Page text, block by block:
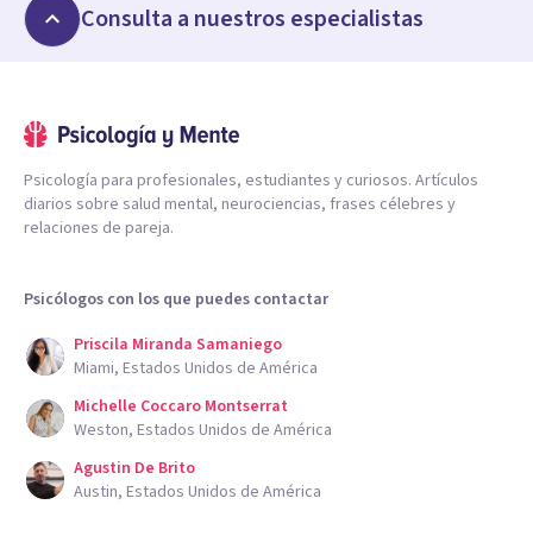
Consulta a nuestros especialistas
Psicología para profesionales, estudiantes y curiosos. Artículos
diarios sobre salud mental, neurociencias, frases célebres y
relaciones de pareja.
Psicólogos con los que puedes contactar
Priscila Miranda Samaniego
Miami, Estados Unidos de América
Michelle Coccaro Montserrat
Weston, Estados Unidos de América
Agustin De Brito
Austin, Estados Unidos de América